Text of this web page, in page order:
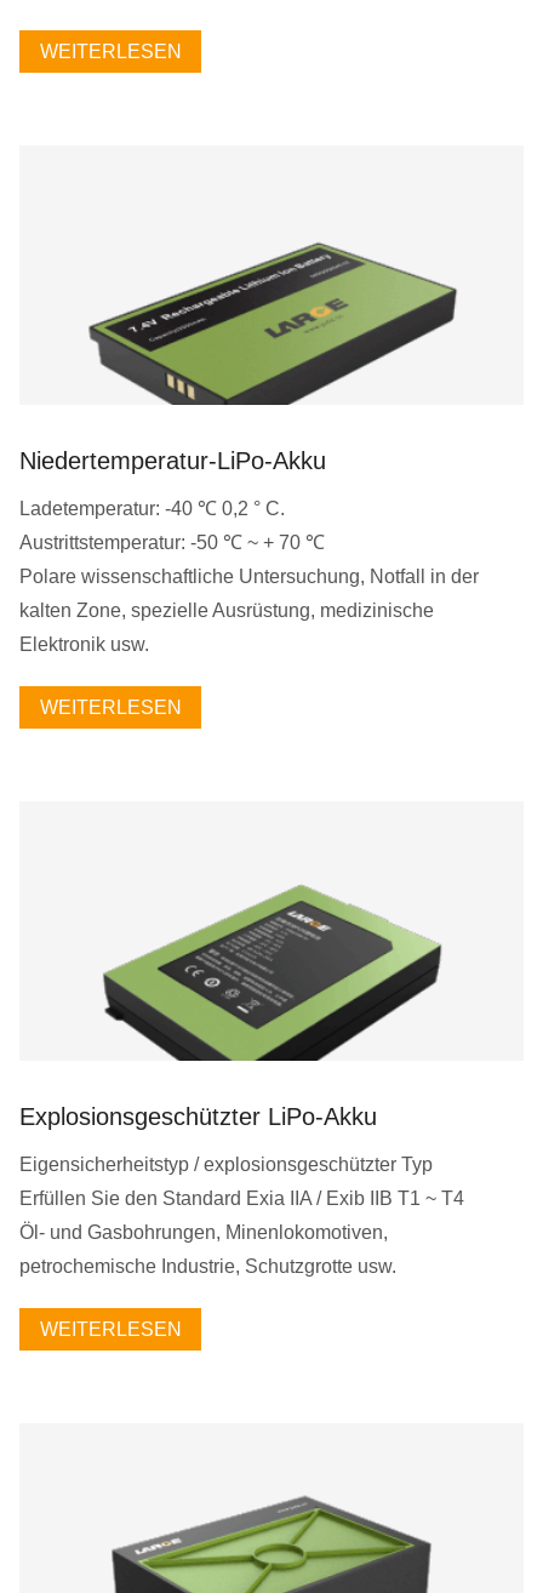
WEITERLESEN
Niedertemperatur-LiPo-Akku
Ladetemperatur: -40 ℃ 0,2 ° C.
Austrittstemperatur: -50 ℃ ~ + 70 ℃
Polare wissenschaftliche Untersuchung, Notfall in der
kalten Zone, spezielle Ausrüstung, medizinische
Elektronik usw.
WEITERLESEN
Explosionsgeschützter LiPo-Akku
Eigensicherheitstyp / explosionsgeschützter Typ
Erfüllen Sie den Standard Exia IIA / Exib IIB T1 ~ T4
Öl- und Gasbohrungen, Minenlokomotiven,
petrochemische Industrie, Schutzgrotte usw.
WEITERLESEN